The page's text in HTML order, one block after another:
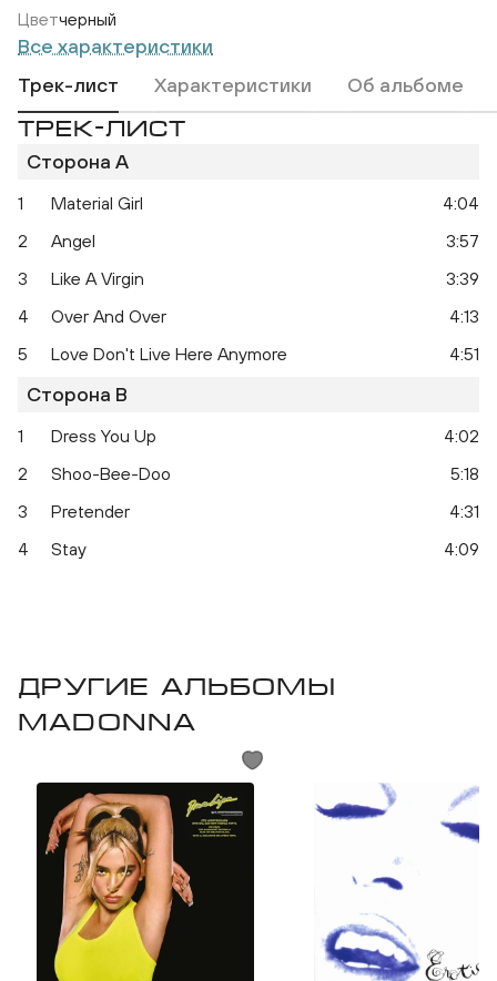
Цветчерный
Все характеристики
Трек-лист
Характеристики Об альбоме
ТРЕК-ЛИСТ
Сторона A
1 Material Girl
4:04
2
Angel
3:57
3
Like A Virgin
3:39
4
Over And Over
4:13
5
Love Don't Live Here Anymore 4:51
Сторона B
1 Dress You Up
4:02
2
Shoo-Bee-Doo
5:18
3
Pretender
4:31
4
Stay 4:09
Другие альбомы
Madonna